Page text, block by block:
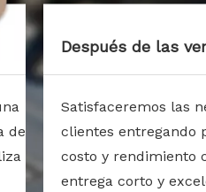
de
Después de las
Satisfaceremos las
clientes entregando
costo y rendimiento
entrega corto y